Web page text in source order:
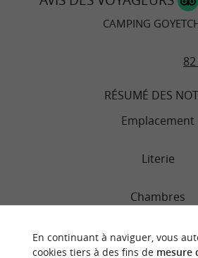
CAMPING
RÉSUMÉ DES
Emplacement
Literie
Chambres
Service
En continuant à naviguer, vous
cookies tiers à des fins de mesure